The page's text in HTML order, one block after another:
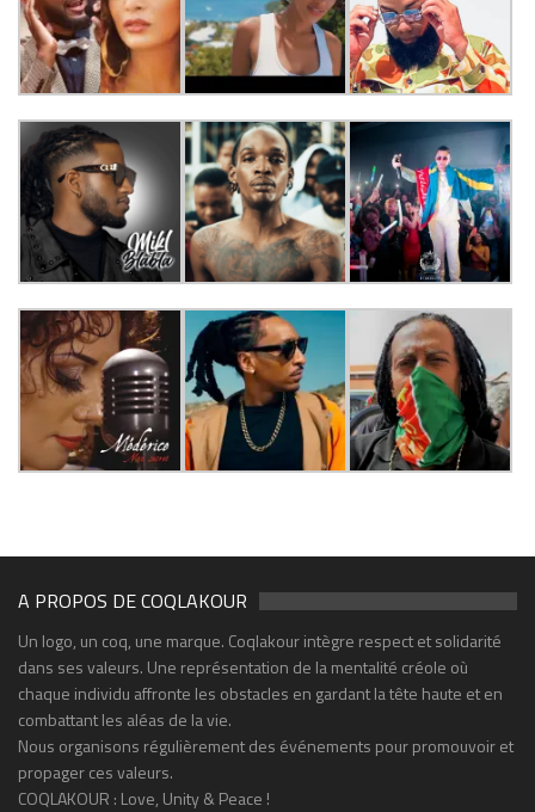
A PROPOS DE COQLAKOUR
Un logo, un coq, une marque. Coqlakour intègre respect et solidarité
dans ses valeurs. Une représentation de la mentalité créole où
chaque individu affronte les obstacles en gardant la tête haute et en
combattant les aléas de la vie.
Nous organisons régulièrement des événements pour promouvoir et
propager ces valeurs.
COQLAKOUR : Love, Unity & Peace !